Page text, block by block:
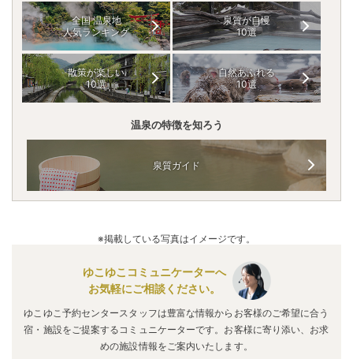
全国 温泉地
人気ランキング
泉質が自慢
10選
散策が楽しい
10選
自然あふれる
10選
温泉の特徴を知ろう
泉質ガイド
※掲載している写真はイメージです。
ゆこゆこコミュニケーターへ
お気軽にご相談ください。
ゆこゆこ予約センタースタッフは豊富な情報からお客様のご希望に合う
宿・施設をご提案するコミュニケーターです。お客様に寄り添い、お求
めの施設情報をご案内いたします。